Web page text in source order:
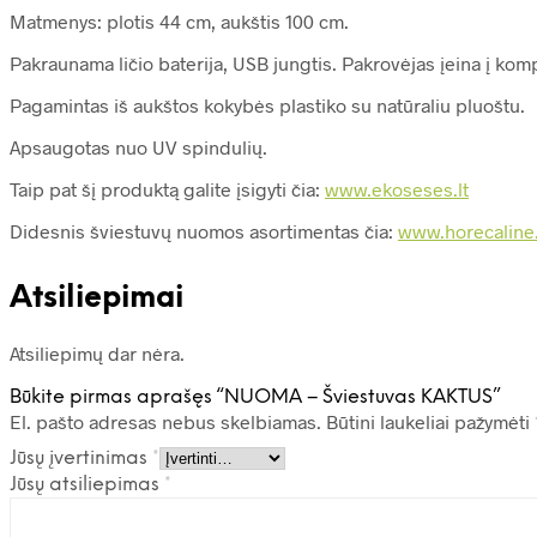
Matmenys: plotis 44 cm, aukštis 100 cm.
Pakraunama ličio baterija, USB jungtis. Pakrovėjas įeina į
Pagamintas iš aukštos kokybės plastiko su natūraliu pluoštu.
Apsaugotas nuo UV spindulių.
Taip pat šį produktą galite įsigyti čia: www.ekoseses.lt
Didesnis šviestuvų nuomos asortimentas čia:
Atsiliepimai
Atsiliepimų dar nėra.
Būkite pirmas aprašęs “NUOMA – Šviestuvas KAKTUS”
El. pašto adresas nebus skelbiamas. Būtini laukeliai pažymėti
Jūsų įvertinimas *
Jūsų atsiliepimas *